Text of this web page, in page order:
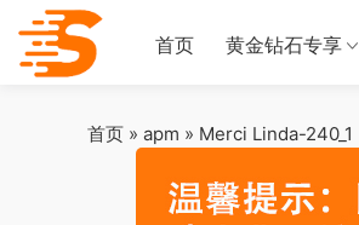
首页 黄金钻石专享
首页 » apm » Merci Linda-240_1